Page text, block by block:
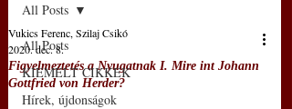
All Posts
KIEMELT CIKKEK
Hírek, újdonságok
All Posts
Figyelmeztetés a Nyugatnak I. Mire int Johann
Gottfried von Herder?
Vukics Ferenc, Szilaj Csikó
2020. dec. 8.